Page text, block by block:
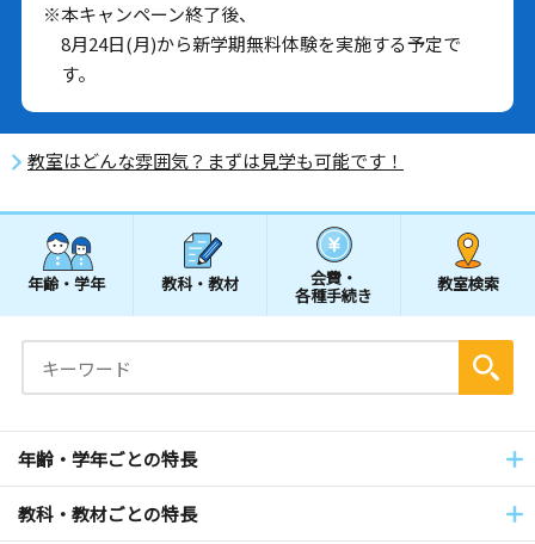
※本キャンペーン終了後、
8月24日(月)から新学期無料体験を実施する予定で
す。
教室はどんな雰囲気？まずは見学も可能です！
年齢・学年 教科・教材 会費・
各種手続き
教室検索
年齢・学年ごとの特長
教科・教材ごとの特長